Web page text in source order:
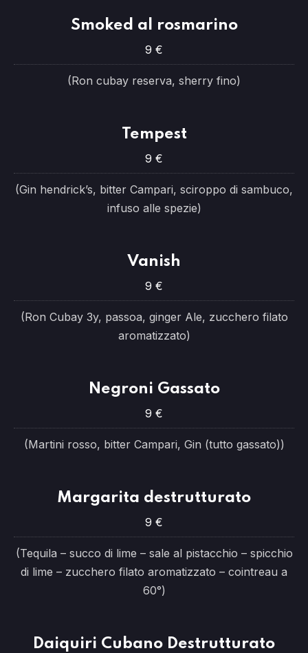
Smoked al rosmarino
9 €
(Ron cubay reserva, sherry fino)
Tempest
9 €
(Gin hendrick’s, bitter Campari, sciroppo di sambuco,
infuso alle spezie)
Vanish
9 €
(Ron Cubay 3y, passoa, ginger Ale, zucchero filato
aromatizzato)
Negroni Gassato
9 €
(Martini rosso, bitter Campari, Gin (tutto gassato))
Margarita destrutturato
9 €
(Tequila – succo di lime – sale al pistacchio – spicchio
di lime – zucchero filato aromatizzato – cointreau a
60°)
Daiquiri Cubano Destrutturato